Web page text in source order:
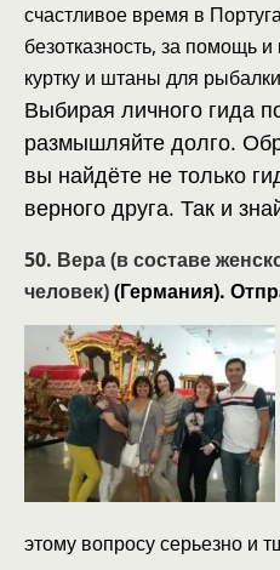
счастливое время в
безотказность, за помощь
куртку и штаны для
Выбирая личного гида
размышляйте долго.
вы найдёте не только
верного друга. Так и
50. Вера (в составе
человек)(Германия).
этому вопросу серьезно и